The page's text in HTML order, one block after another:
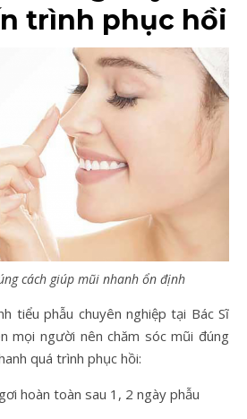
trình phục hồi
cách giúp mũi nhanh ổn định
tiểu phẫu chuyên nghiệp tại Bác Sĩ
mọi người nên chăm sóc mũi đúng
quá trình phục hồi:
hoàn toàn sau 1, 2 ngày phẫu